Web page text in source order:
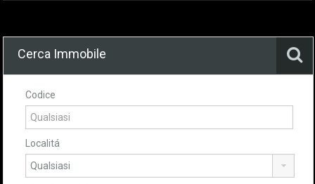
Cerca Immobile
Codice
Localitá